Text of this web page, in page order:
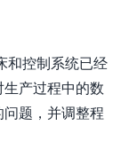
和控制系统已经
产过程中的数
题，并调整程